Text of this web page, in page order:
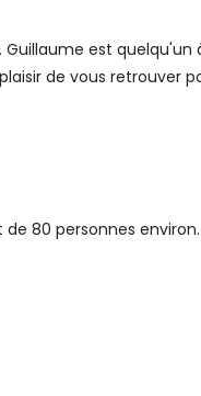
est
de vous retrouver
80 personnes